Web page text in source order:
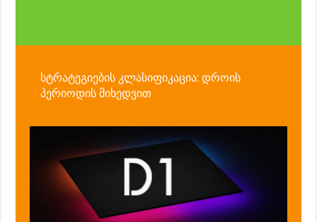
სტრატეგიების კლასიფიკაცია: დროის
პერიოდის მიხედვით